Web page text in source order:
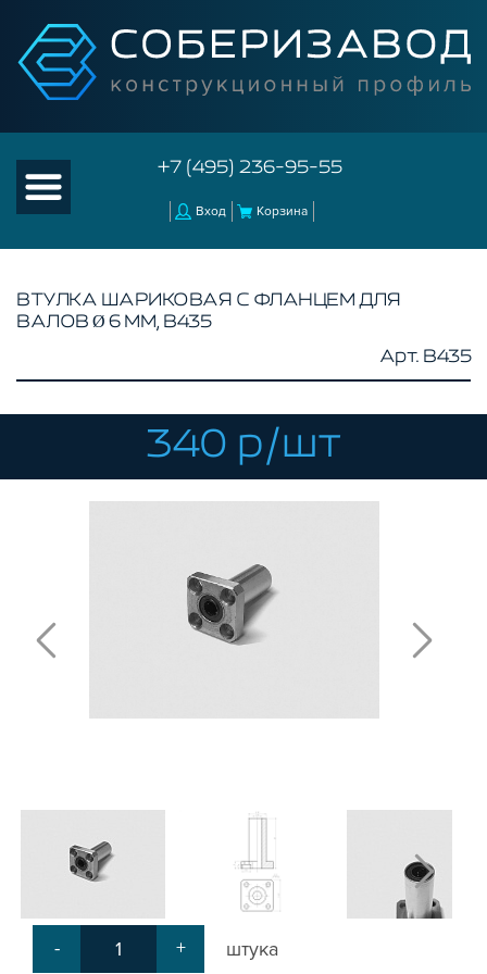
+7 (495) 236-95-55
Вход Корзина
КАТАЛОГ ТОВАРОВ
КОНСТРУКЦИОННЫЙ ПРОФИЛЬ
КОМПЛЕКТУЮЩИЕ К ЧПУ
КОНСТРУКЦИОННЫЙ ПРОФИЛЬ ДЛЯ
ПРОФИЛЬНЫЕ НАПРАВЛЯЮЩИЕ
ПОЛИРОВАННЫЕ ВАЛЫ И ДЕРЖАТЕЛИ
ЛИНЕЙНЫЕ ПОДШИПНИКИ И МОДУЛИ
КАБЕЛЬ-КАНАЛЫ СТАНОЧНЫЕ ГИБКИЕ
ЦАНГИ И ФРЕЗЫ
АКСЕССУАРЫ ДЛЯ РАБОЧЕГО СТОЛА
АКСЕССУАРЫ ДЛЯ V-ПАЗА
СОЕДИНИТЕЛЬНЫЕ ПЛАСТИНЫ
СУХАРИ ПАЗОВЫЕ
УГЛОВЫЕ СОЕДИНИТЕЛИ
ВТУЛКА ШАРИКОВАЯ С ФЛАНЦЕМ ДЛЯ
ВАЛОВ Ø 6 ММ, B435
Арт. B435
340 р/шт
- + штука